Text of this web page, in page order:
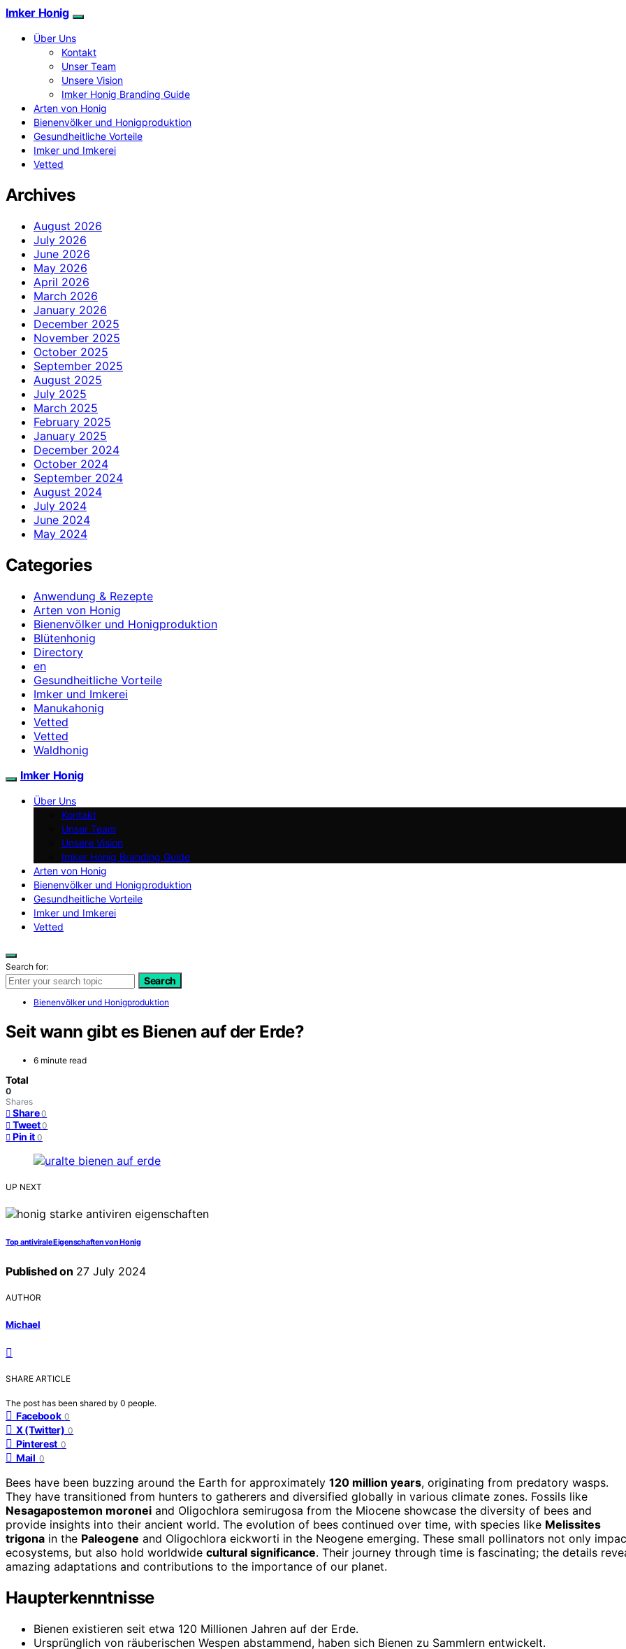
Imker Honig
Über Uns
Kontakt
Unser Team
Unsere Vision
Imker Honig Branding Guide
Arten von Honig
Bienenvölker und Honigproduktion
Gesundheitliche Vorteile
Imker und Imkerei
Vetted
Archives
August 2026
July 2026
June 2026
May 2026
April 2026
March 2026
January 2026
December 2025
November 2025
October 2025
September 2025
August 2025
July 2025
March 2025
February 2025
January 2025
December 2024
October 2024
September 2024
August 2024
July 2024
June 2024
May 2024
Categories
Anwendung & Rezepte
Arten von Honig
Bienenvölker und Honigproduktion
Blütenhonig
Directory
en
Gesundheitliche Vorteile
Imker und Imkerei
Manukahonig
Vetted
Vetted
Waldhonig
Imker Honig
Über Uns
Kontakt
Unser Team
Unsere Vision
Imker Honig Branding Guide
Arten von Honig
Bienenvölker und Honigproduktion
Gesundheitliche Vorteile
Imker und Imkerei
Vetted
Search for:
Search
Bienenvölker und Honigproduktion
Seit wann gibt es Bienen auf der Erde?
6 minute read
Total
0
Shares
Share 0
Tweet 0
Pin it 0
UP NEXT
Top antivirale Eigenschaften von Honig
Published on 27 July 2024
AUTHOR
Michael
SHARE ARTICLE
The post has been shared by 0 people.
Facebook 0
X (Twitter) 0
Pinterest 0
Mail 0
Bees have been buzzing around the Earth for approximately 120 million years, originating from predatory wasps.
They have transitioned from hunters to gatherers and diversified globally in various climate zones. Fossils like
Nesagapostemon moronei and Oligochlora semirugosa from the Miocene showcase the diversity of bees and
provide insights into their ancient world. The evolution of bees continued over time, with species like Melissites
trigona in the Paleogene and Oligochlora eickworti in the Neogene emerging. These small pollinators not only
ecosystems, but also hold worldwide cultural significance. Their journey through time is fascinating; the details
amazing adaptations and contributions to the importance of our planet.
Haupterkenntnisse
Bienen existieren seit etwa 120 Millionen Jahren auf der Erde.
Ursprünglich von räuberischen Wespen abstammend, haben sich Bienen zu Sammlern entwickelt.